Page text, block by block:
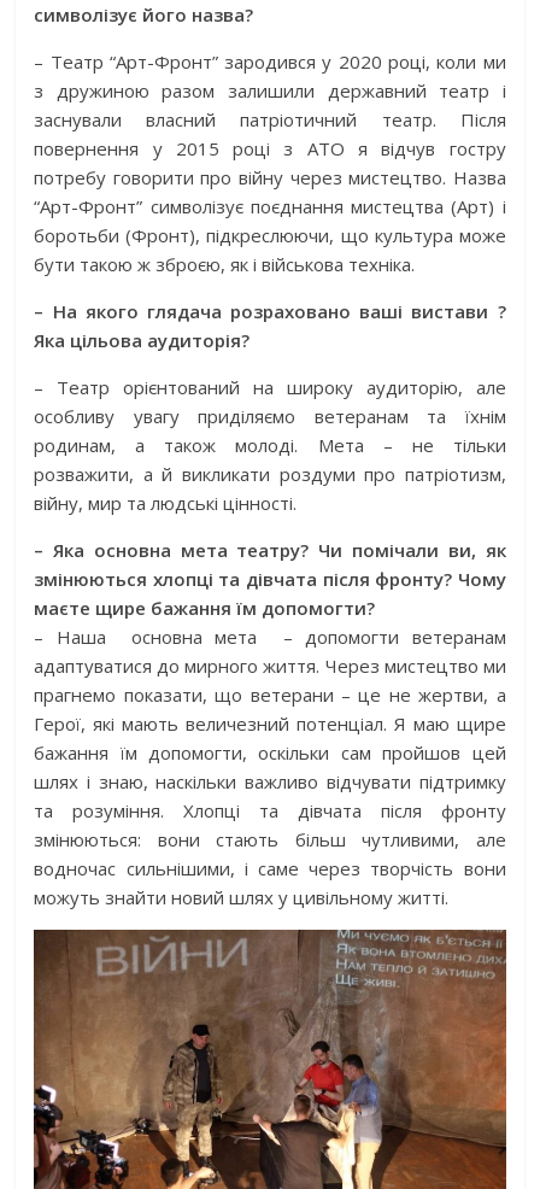
символізує його назва?
– Театр “Арт-Фронт” зародився у 2020 році, коли ми
з дружиною разом залишили державний театр і
заснували власний патріотичний театр. Після
повернення у 2015 році з АТО я відчув гостру
потребу говорити про війну через мистецтво. Назва
“Арт-Фронт” символізує поєднання мистецтва (Арт) і
боротьби (Фронт), підкреслюючи, що культура може
бути такою ж зброєю, як і військова техніка.
– На якого глядача розраховано ваші вистави ?
Яка цільова аудиторія?
– Театр орієнтований на широку аудиторію, але
особливу увагу приділяємо ветеранам та їхнім
родинам, а також молоді. Мета – не тільки
розважити, а й викликати роздуми про патріотизм,
війну, мир та людські цінності.
– Яка основна мета театру? Чи помічали ви, як
змінюються хлопці та дівчата після фронту? Чому
маєте щире бажання їм допомогти?
– Наша
основна мета
– допомогти ветеранам
адаптуватися до мирного життя. Через мистецтво ми
прагнемо показати, що ветерани – це не жертви, а
Герої, які мають величезний потенціал. Я маю щире
бажання їм допомогти, оскільки сам пройшов цей
шлях і знаю, наскільки важливо відчувати підтримку
та розуміння. Хлопці та дівчата після фронту
змінюються: вони стають більш чутливими, але
водночас сильнішими, і саме через творчість вони
можуть знайти новий шлях у цивільному житті.